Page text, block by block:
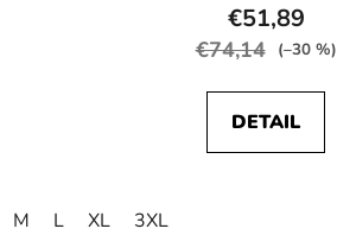
€51,89
€74,14 (–30 %)
DETAIL
M L XL 3XL